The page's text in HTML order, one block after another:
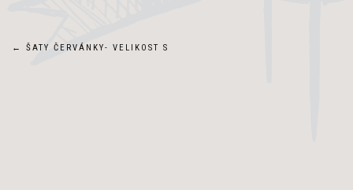
Navigace
← ŠATY ČERVÁNKY- VELIKOST S